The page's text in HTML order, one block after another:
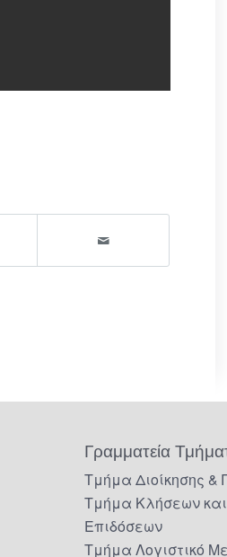
Γραμματεία
Τμήμα Διοίκησης &
Τμήμα Κλήσεων και
Επιδόσεων
Τμήμα Λογιστικό